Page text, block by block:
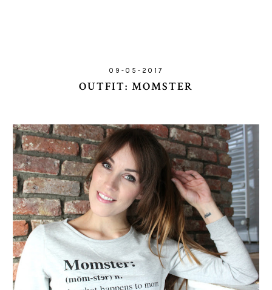
09-05-2017
OUTFIT: MOMSTER